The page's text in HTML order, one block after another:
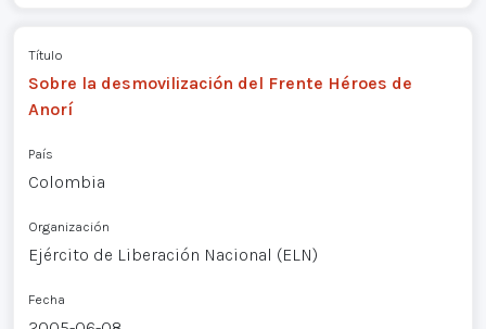
Título
Sobre la desmovilización del Frente Héroes de
Anorí
País
Colombia
Organización
Ejército de Liberación Nacional (ELN)
Fecha